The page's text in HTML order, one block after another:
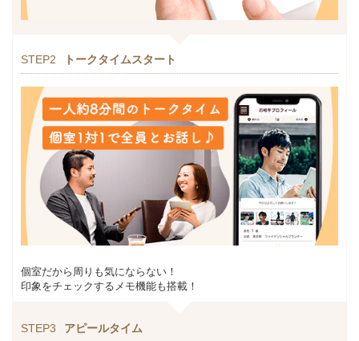
STEP2 トークタイムスタート
個室だから周りも気にならない！
印象をチェックするメモ機能も搭載！
STEP3 アピールタイム